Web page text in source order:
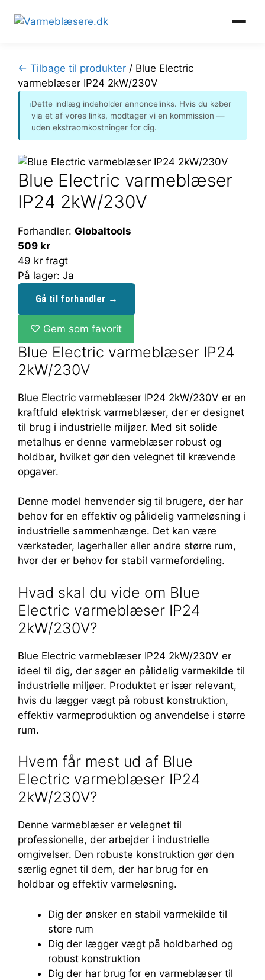
indhold
← Tilbage til produkter / Blue Electric
varmeblæser IP24 2kW/230V
ℹDette indlæg indeholder annoncelinks. Hvis du køber
via et af vores links, modtager vi en kommission —
uden ekstraomkostninger for dig.
Blue Electric varmeblæser
IP24 2kW/230V
Forhandler: Globaltools
509 kr
49 kr fragt
På lager: Ja
Gå til forhandler →
♡ Gem som favorit
Blue Electric varmeblæser IP24
2kW/230V
Blue Electric varmeblæser IP24 2kW/230V er en
kraftfuld elektrisk varmeblæser, der er designet
til brug i industrielle miljøer. Med sit solide
metalhus er denne varmeblæser robust og
holdbar, hvilket gør den velegnet til krævende
opgaver.
Denne model henvender sig til brugere, der har
behov for en effektiv og pålidelig varmeløsning i
industrielle sammenhænge. Det kan være
værksteder, lagerhaller eller andre større rum,
hvor der er behov for stabil varmefordeling.
Hvad skal du vide om Blue
Electric varmeblæser IP24
2kW/230V?
Blue Electric varmeblæser IP24 2kW/230V er
ideel til dig, der søger en pålidelig varmekilde til
industrielle miljøer. Produktet er især relevant,
hvis du lægger vægt på robust konstruktion,
effektiv varmeproduktion og anvendelse i større
rum.
Hvem får mest ud af Blue
Electric varmeblæser IP24
2kW/230V?
Denne varmeblæser er velegnet til
professionelle, der arbejder i industrielle
omgivelser. Den robuste konstruktion gør den
særlig egnet til dem, der har brug for en
holdbar og effektiv varmeløsning.
Dig der ønsker en stabil varmekilde til
store rum
Dig der lægger vægt på holdbarhed og
robust konstruktion
Dig der har brug for en varmeblæser til